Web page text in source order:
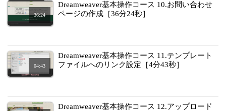
36:24
Dreamweaver基本操作コース 10.お問い合わせ
ページの作成［36分24秒］
04:43
Dreamweaver基本操作コース 11.テンプレート
ファイルへのリンク設定［4分43秒］
Dreamweaver基本操作コース 12.アップロード